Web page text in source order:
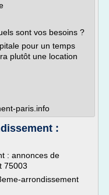
sont vos besoins ?
pour un temps
plutôt une location
paris.info
:
: annonces de
75003
arrondissement